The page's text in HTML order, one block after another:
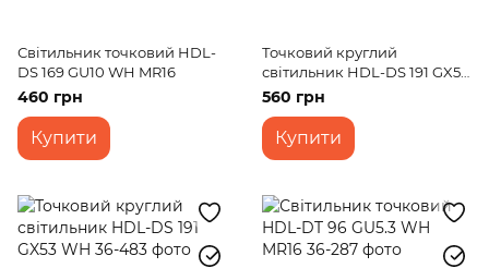
Світильник точковий HDL-
DS 169 GU10 WH MR16
460 грн
Купити
Точковий круглий
світильник HDL-DS 191 GX53
BK
560 грн
Купити